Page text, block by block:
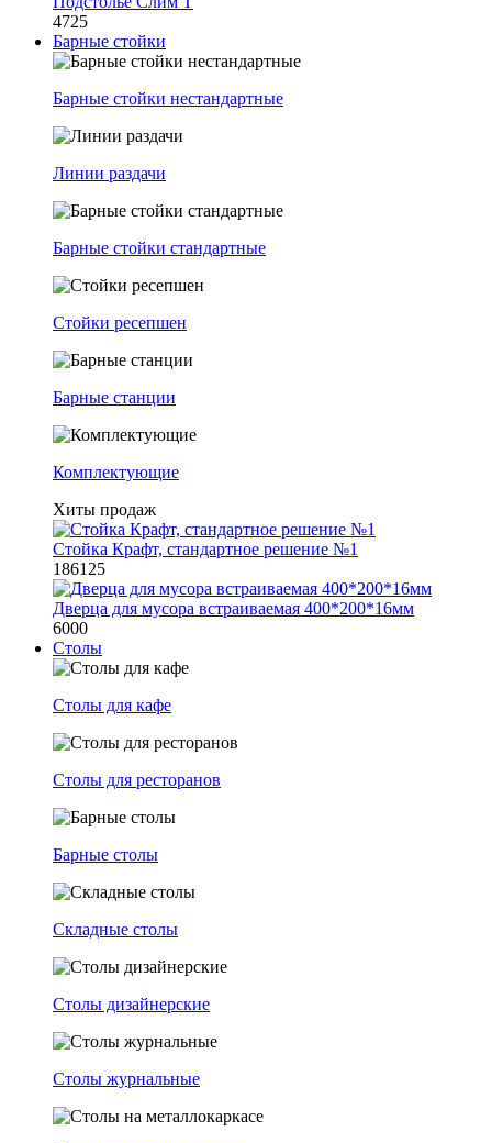
4725
Барные стойки
Барные стойки нестандартные
Линии раздачи
Барные стойки стандартные
Стойки ресепшен
Барные станции
Комплектующие
Хиты продаж
Стойка Крафт, стандартное решение №1
186125
Дверца для мусора встраиваемая 400*200*16мм
6000
Столы
Столы для кафе
Столы для ресторанов
Барные столы
Складные столы
Столы дизайнерские
Столы журнальные